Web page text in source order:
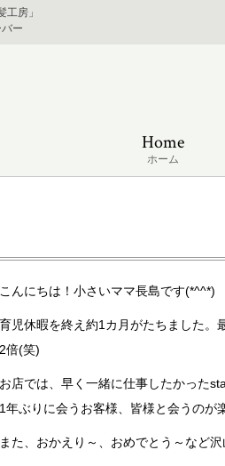
房」
ー
Home
ホーム
こんにちは！小さいママ長島です(*^^*)
育児休暇を終え約1カ月がたちました。
2倍(笑)
お店では、早く一緒に仕事したかった
1年ぶりに会うお客様、皆様と会うのが
また、おかえり～、おめでとう～など